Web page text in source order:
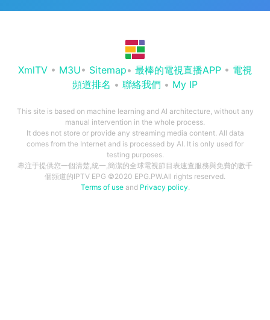
XmlTV • M3U• Sitemap• 最棒的電視直播APP • 電視
頻道排名 • 聯絡我們 • My IP
This site is based on machine learning and AI architecture, without any
manual intervention in the whole process.
It does not store or provide any streaming media content. All data
comes from the Internet and is processed by AI. It is only used for
testing purposes.
專注于提供您一個清楚,統一,簡潔的全球電視節目表速查服務與免費的數千
個頻道的IPTV EPG ©2020 EPG.PW.All rights reserved.
Terms of useand Privacy policy.